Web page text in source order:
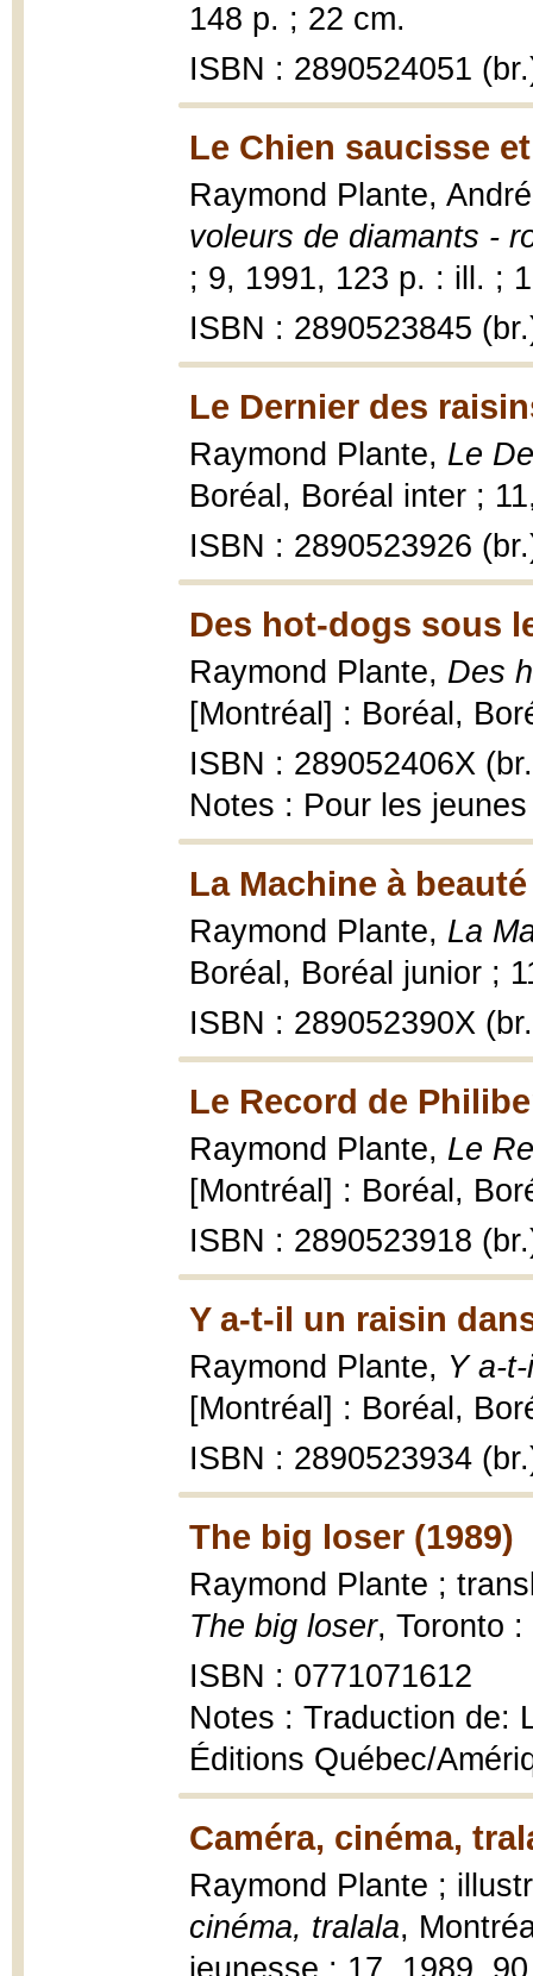
148 p. ; 22 cm.
ISBN : 2890524051
Le Chien saucisse
Raymond Plante,
voleurs de diamants -
; 9, 1991, 123 p. : ill. ;
ISBN : 2890523845
Le Dernier des
Raymond Plante, Le
Boréal, Boréal inter ;
ISBN : 2890523926
Des hot-dogs sous
Raymond Plante, Des
[Montréal] : Boréal,
ISBN : 289052406X
Notes : Pour les jeunes
La Machine à
Raymond Plante, La
Boréal, Boréal junior ;
ISBN : 289052390X
Le Record de
Raymond Plante, Le
[Montréal] : Boréal,
ISBN : 2890523918
Y a-t-il un raisin
Raymond Plante, Y a-
[Montréal] : Boréal,
ISBN : 2890523934
The big loser (1989)
Raymond Plante ;
The big loser, Toronto
ISBN : 0771071612
Notes : Traduction de:
Éditions Québec/
Caméra, cinéma,
Raymond Plante ;
cinéma, tralala,
jeunesse ; 17, 1989,